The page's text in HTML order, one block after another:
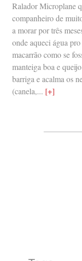
Ralador Microplane
companheiro de
a morar por três
onde aqueci água
macarrão como se
manteiga boa e
barriga e acalma os
(canela,... [+]